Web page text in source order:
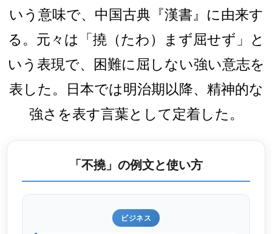
いう意味で、中国古典『漢書』に由来す
る。元々は「撓（たわ）まず屈せず」と
いう表現で、困難に屈しない強い意志を
表した。日本では明治期以降、精神的な
強さを表す言葉として定着した。
「不撓」の例文と使い方
ビジネス